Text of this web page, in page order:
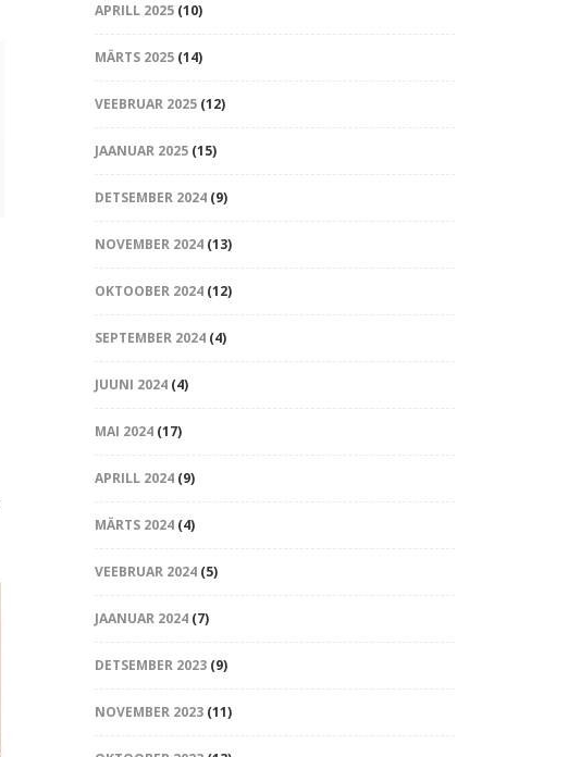
APRILL 2025(10)
MÄRTS 2025(14)
VEEBRUAR 2025(12)
JAANUAR 2025(15)
DETSEMBER 2024(9)
NOVEMBER 2024(13)
OKTOOBER 2024(12)
SEPTEMBER 2024(4)
JUUNI 2024(4)
MAI 2024(17)
APRILL 2024(9)
MÄRTS 2024(4)
VEEBRUAR 2024(5)
JAANUAR 2024(7)
DETSEMBER 2023(9)
NOVEMBER 2023(11)